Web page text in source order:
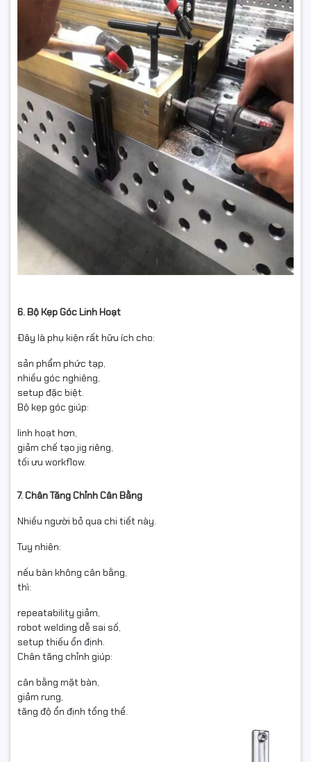
6. Bộ Kẹp Góc Linh Hoạt
Đây là phụ kiện rất hữu ích cho:
sản phẩm phức tạp,
nhiều góc nghiêng,
setup đặc biệt.
Bộ kẹp góc giúp:
linh hoạt hơn,
giảm chế tạo jig riêng,
tối ưu workflow.
7. Chân Tăng Chỉnh Cân Bằng
Nhiều người bỏ qua chi tiết này.
Tuy nhiên:
nếu bàn không cân bằng,
thì:
repeatability giảm,
robot welding dễ sai số,
setup thiếu ổn định.
Chân tăng chỉnh giúp:
cân bằng mặt bàn,
giảm rung,
tăng độ ổn định tổng thể.